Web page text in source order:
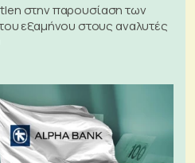
στην παρουσίαση των
εξαμήνου στους αναλυτές